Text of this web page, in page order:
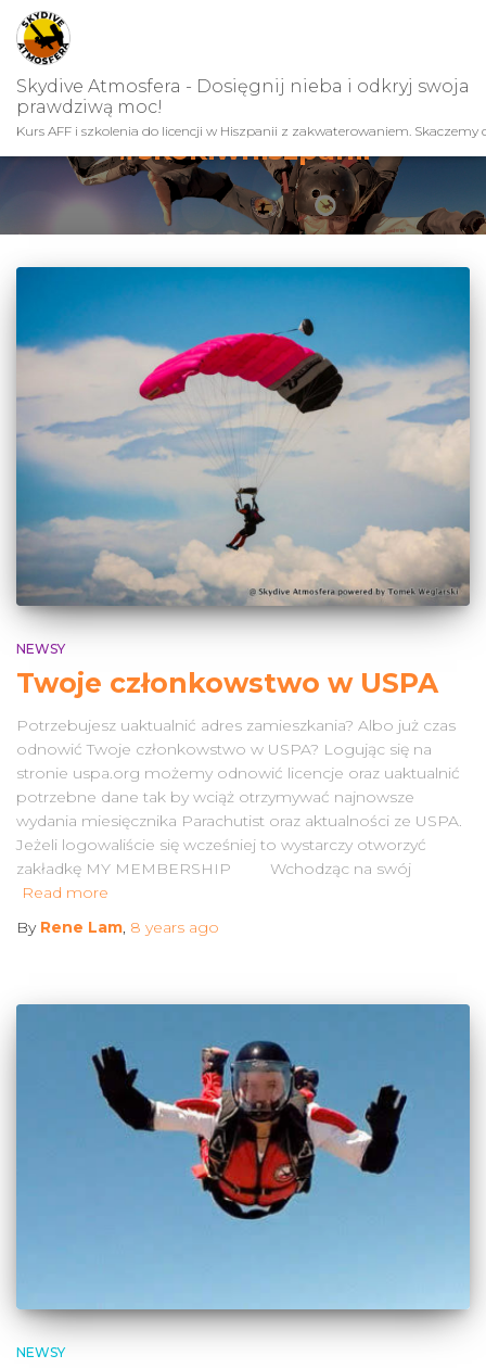
Skydive Atmosfera - Dosięgnij nieba i odkryj swoja
prawdziwą moc!
Kurs AFF i szkolenia do licencji w Hiszpanii z zakwaterowaniem. Skaczemy
#skokiwhiszpanii
NEWSY
Twoje członkowstwo w USPA
Potrzebujesz uaktualnić adres zamieszkania? Albo już czas
odnowić Twoje członkowstwo w USPA? Logując się na
stronie uspa.org możemy odnowić licencje oraz uaktualnić
potrzebne dane tak by wciąż otrzymywać najnowsze
wydania miesięcznika Parachutist oraz aktualności ze USPA.
Jeżeli logowaliście się wcześniej to wystarczy otworzyć
zakładkę MY MEMBERSHIP Wchodząc na swój
Read more
By Rene Lam, 8 years ago
NEWSY